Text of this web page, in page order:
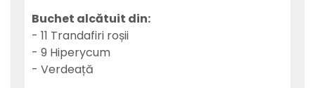
Buchet alcătuit din:
- 11 Trandafiri roșii
- 9 Hiperycum
- Verdeață